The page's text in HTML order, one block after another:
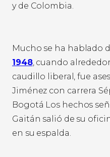
y de Colombia.
Mucho se ha hablado
1948, cuando alrededor
caudillo liberal, fue
Jiménez con carrera
Bogotá Los hechos
Gaitán salió de su
en su espalda.